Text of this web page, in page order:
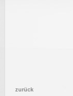
zurück